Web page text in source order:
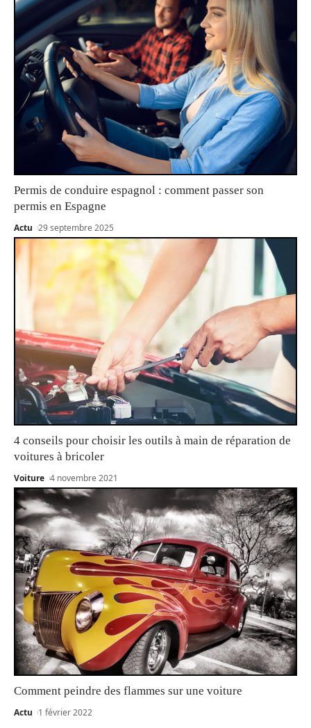
Permis de conduire espagnol : comment passer son
permis en Espagne
Actu 29 septembre 2025
4 conseils pour choisir les outils à main de réparation de
voitures à bricoler
Voiture 4 novembre 2021
Comment peindre des flammes sur une voiture
Actu 1 février 2022